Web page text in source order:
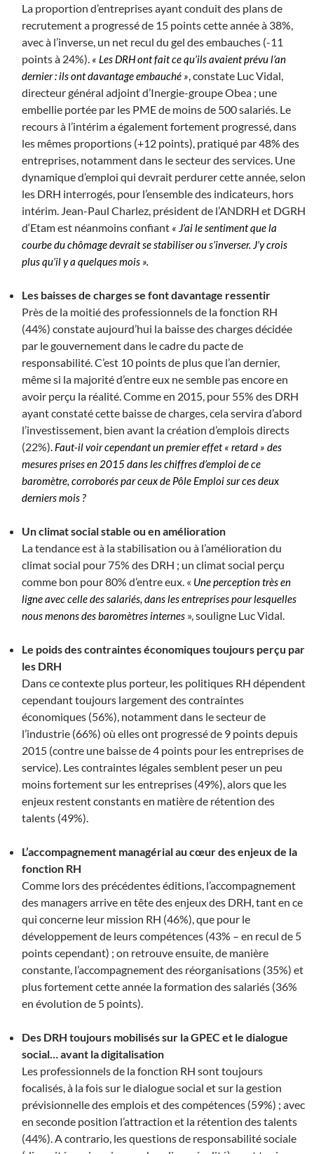
La proportion d’entreprises ayant conduit des plans de
recrutement a progressé de 15 points cette année à 38%,
avec à l’inverse, un net recul du gel des embauches (-11
points à 24%). « Les DRH ont fait ce qu’ils avaient prévu l’an
dernier : ils ont davantage embauché », constate Luc Vidal,
directeur général adjoint d’Inergie-groupe Obea ; une
embellie portée par les PME de moins de 500 salariés. Le
recours à l’intérim a également fortement progressé, dans
les mêmes proportions (+12 points), pratiqué par 48% des
entreprises, notamment dans le secteur des services. Une
dynamique d’emploi qui devrait perdurer cette année, selon
les DRH interrogés, pour l’ensemble des indicateurs, hors
intérim. Jean-Paul Charlez, président de l’ANDRH et DGRH
d‘Etam est néanmoins confiant « J’ai le sentiment que la
courbe du chômage devrait se stabiliser ou s’inverser. J’y crois
plus qu’il y a quelques mois ».
Les baisses de charges se font davantage ressentir
Près de la moitié des professionnels de la fonction RH
(44%) constate aujourd’hui la baisse des charges décidée
par le gouvernement dans le cadre du pacte de
responsabilité. C’est 10 points de plus que l’an dernier,
même si la majorité d’entre eux ne semble pas encore en
avoir perçu la réalité. Comme en 2015, pour 55% des DRH
ayant constaté cette baisse de charges, cela servira d’abord
l’investissement, bien avant la création d’emplois directs
(22%). Faut-il voir cependant un premier effet « retard » des
mesures prises en 2015 dans les chiffres d’emploi de ce
baromètre, corroborés par ceux de Pôle Emploi sur ces deux
derniers mois ?
Un climat social stable ou en amélioration
La tendance est à la stabilisation ou à l’amélioration du
climat social pour 75% des DRH ; un climat social perçu
comme bon pour 80% d’entre eux. « Une perception très en
ligne avec celle des salariés, dans les entreprises pour lesquelles
nous menons des baromètres internes », souligne Luc Vidal.
Le poids des contraintes économiques toujours perçu par
les DRH
Dans ce contexte plus porteur, les politiques RH dépendent
cependant toujours largement des contraintes
économiques (56%), notamment dans le secteur de
l’industrie (66%) où elles ont progressé de 9 points depuis
2015 (contre une baisse de 4 points pour les entreprises de
service). Les contraintes légales semblent peser un peu
moins fortement sur les entreprises (49%), alors que les
enjeux restent constants en matière de rétention des
talents (49%).
L’accompagnement managérial au cœur des enjeux de la
fonction RH
Comme lors des précédentes éditions, l’accompagnement
des managers arrive en tête des enjeux des DRH, tant en ce
qui concerne leur mission RH (46%), que pour le
développement de leurs compétences (43% – en recul de 5
points cependant) ; on retrouve ensuite, de manière
constante, l’accompagnement des réorganisations (35%) et
plus fortement cette année la formation des salariés (36%
en évolution de 5 points).
Des DRH toujours mobilisés sur la GPEC et le dialogue
social… avant la digitalisation
Les professionnels de la fonction RH sont toujours
focalisés, à la fois sur le dialogue social et sur la gestion
prévisionnelle des emplois et des compétences (59%) ; avec
en seconde position l’attraction et la rétention des talents
(44%). A contrario, les questions de responsabilité sociale